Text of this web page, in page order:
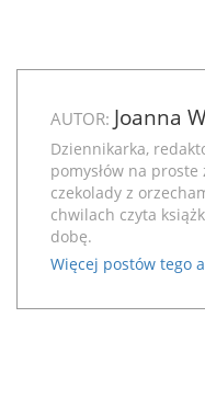
AUTOR: Joanna
Dziennikarka,
pomysłów na
czekolady z
chwilach czyta
dobę.
Więcej postów tego